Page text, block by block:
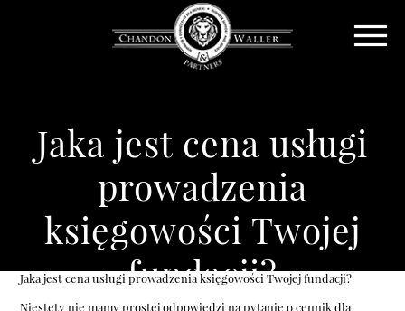
Jaka jest cena usługi
prowadzenia
księgowości Twojej
fundacji?
Jaka jest cena usługi prowadzenia księgowości Twojej fundacji?
Niestety nie mamy prostej odpowiedzi na pytanie o cennik dla